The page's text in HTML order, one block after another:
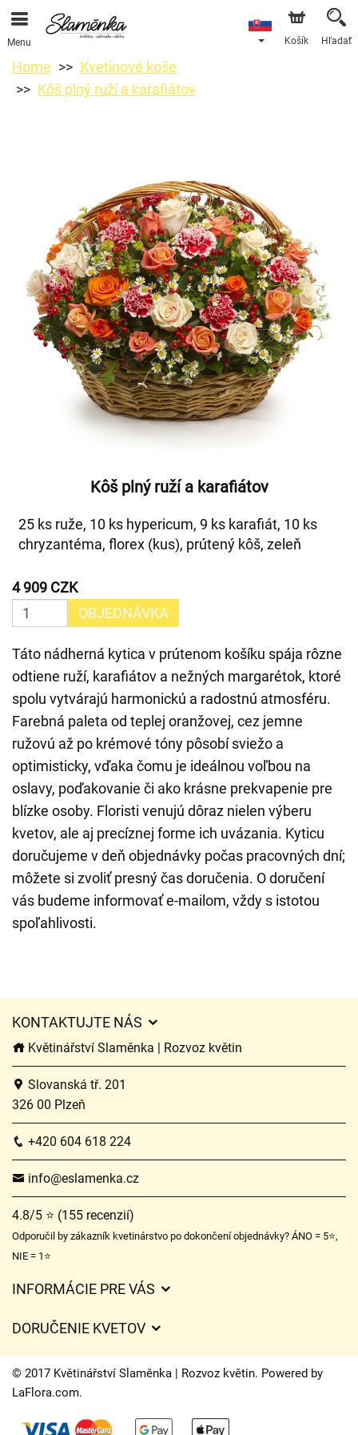
Menu Košík Hľadať
Home
Kvetinové koše
Kôš plný ruží a karafiátov
Kôš plný ruží a karafiátov
25 ks ruže, 10 ks hypericum, 9 ks karafiát, 10 ks
chryzantéma, florex (kus), prútený kôš, zeleň
4 909 CZK
OBJEDNÁVKA
Táto nádherná kytica v prútenom košíku spája rôzne
odtiene ruží, karafiátov a nežných margarétok, ktoré
spolu vytvárajú harmonickú a radostnú atmosféru.
Farebná paleta od teplej oranžovej, cez jemne
ružovú až po krémové tóny pôsobí sviežo a
optimisticky, vďaka čomu je ideálnou voľbou na
oslavy, poďakovanie či ako krásne prekvapenie pre
blízke osoby. Floristi venujú dôraz nielen výberu
kvetov, ale aj precíznej forme ich uvázania. Kyticu
doručujeme v deň objednávky počas pracovných dní;
môžete si zvoliť presný čas doručenia. O doručení
vás budeme informovať e-mailom, vždy s istotou
spoľahlivosti.
KONTAKTUJTE NÁS
Květinářství Slaměnka | Rozvoz květin
Slovanská tř. 201
326 00 Plzeň
+420 604 618 224
info@eslamenka.cz
4.8/5 ⭐ (155 recenzií)
Odporučil by zákazník kvetinárstvo po dokončení objednávky? ÁNO = 5⭐,
NIE = 1⭐
INFORMÁCIE PRE VÁS
Časy doručenia kvetov – prehľad možností
DORUČENIE KVETOV
Poplatky za doručenie
Kam doručujeme kvety
© 2017 Květinářství Slaměnka | Rozvoz květin. Powered by
LaFlora.com.